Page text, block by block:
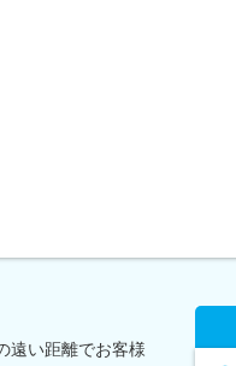
遠い距離でお客様